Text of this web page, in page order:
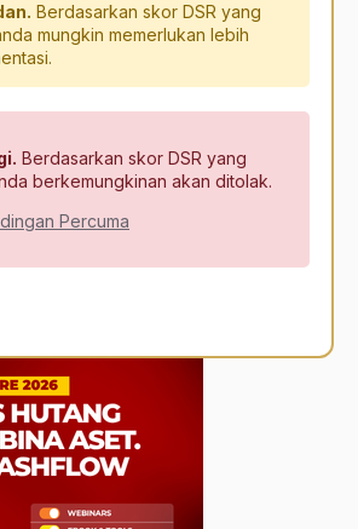
Berdasarkan skor DSR yang
mungkin memerlukan lebih
Berdasarkan skor DSR yang
berkemungkinan akan ditolak.
Percuma